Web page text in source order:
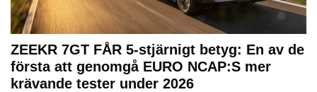
ZEEKR 7GT FÅR 5-stjärnigt betyg: En av de
första att genomgå EURO NCAP:S mer
krävande tester under 2026